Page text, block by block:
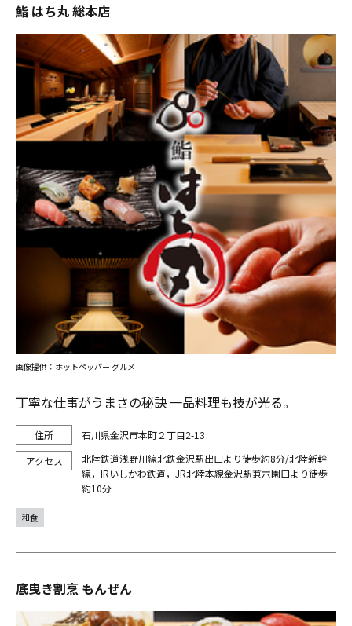
鮨 はち丸 総本店
丁寧な仕事がうまさの秘訣 一品料理も技が光る。
石川県金沢市本町２丁目2-13
北陸鉄道浅野川線北鉄金沢駅出口より徒歩約8分/北陸新幹
線，IRいしかわ鉄道，JR北陸本線金沢駅兼六園口より徒歩
約10分
画像提供：ホットペッパー グルメ
和食
底曳き割烹 もんぜん